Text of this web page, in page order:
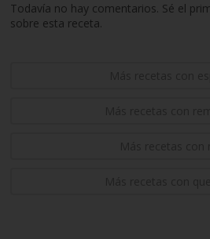
Todavía no hay comentarios. Sé el
sobre esta receta.